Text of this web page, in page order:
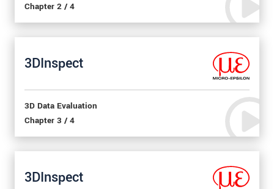
Chapter 2 / 4
3DInspect
3D Data Evaluation
Chapter 3 / 4
3DInspect